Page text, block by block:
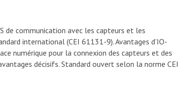
de communication avec les capteurs et les
international (CEI 61131-9). Avantages d’IO-
numérique pour la connexion des capteurs et des
décisifs. Standard ouvert selon la norme CEI